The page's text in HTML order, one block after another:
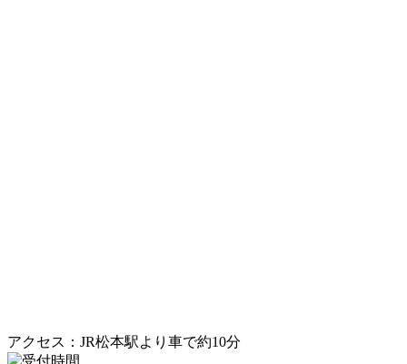
アクセス：JR松本駅より車で約10分